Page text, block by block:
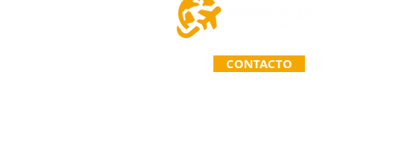
CONTACTO